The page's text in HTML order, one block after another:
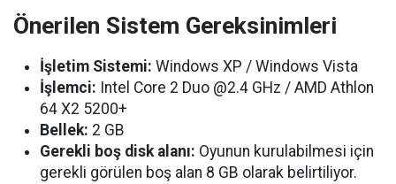
Önerilen Sistem Gereksinimleri
İşletim Sistemi: Windows XP / Windows Vista
İşlemci: Intel Core 2 Duo @2.4 GHz / AMD Athlon
64 X2 5200+
Bellek: 2 GB
Gerekli boş disk alanı: Oyunun kurulabilmesi için
gerekli görülen boş alan 8 GB olarak belirtiliyor.